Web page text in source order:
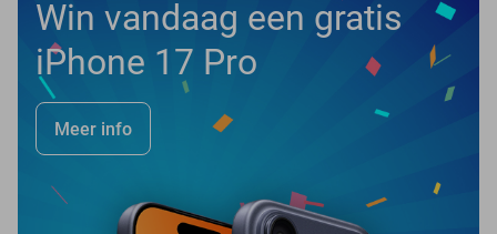
Win vandaag een gratis
iPhone 17 Pro
Meer info